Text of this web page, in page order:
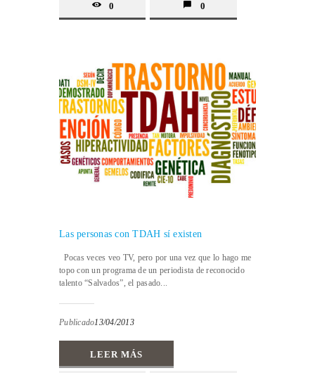
0 0
Las personas con TDAH sí existen
Pocas veces veo TV, pero por una vez que lo hago me
topo con un programa de un periodista de reconocido
talento “Salvados”, el pasado...
Publicado13/04/2013
LEER MÁS